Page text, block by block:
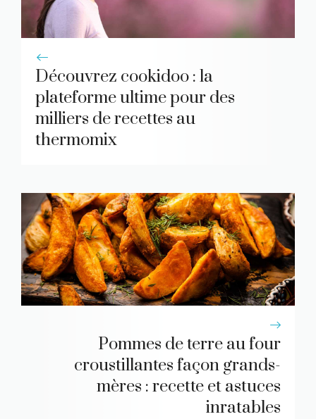
Découvrez cookidoo : la
plateforme ultime pour des
milliers de recettes au
thermomix
Pommes de terre au four
croustillantes façon grands-
mères : recette et astuces
inratables